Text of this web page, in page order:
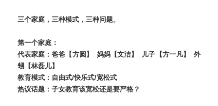
三个家庭，三种模式，三种问题。
第一个家庭：
代表家庭：爸爸【方圆】 妈妈【文洁】 儿子【方一凡】 外
甥【林磊儿】
教育模式： 自由式/快乐式/宽松式
热议话题： 子女教育该宽松还是要严格？